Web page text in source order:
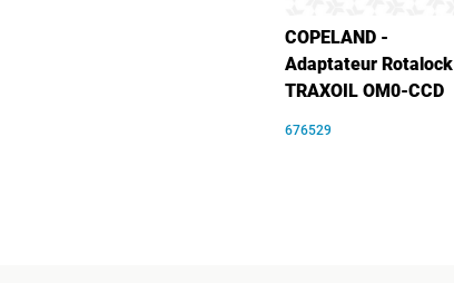
COPELAND -
Adaptateur Rotalock
TRAXOIL OM0-CCD
676529